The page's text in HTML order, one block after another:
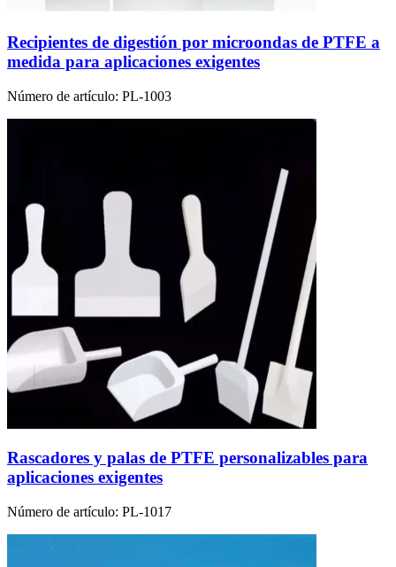
Recipientes de digestión por microondas de PTFE a
medida para aplicaciones exigentes
Número de artículo: PL-1003
Rascadores y palas de PTFE personalizables para
aplicaciones exigentes
Número de artículo: PL-1017